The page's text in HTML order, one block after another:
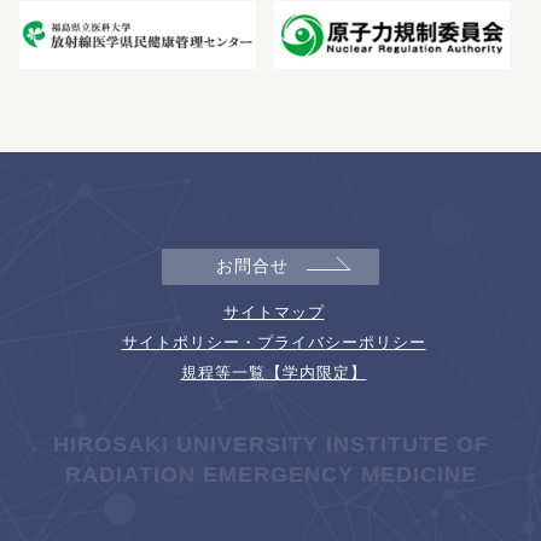
お問合せ
サイトマップ
サイトポリシー・プライバシーポリシー
規程等一覧【学内限定】
HIROSAKI UNIVERSITY INSTITUTE OF
RADIATION EMERGENCY MEDICINE